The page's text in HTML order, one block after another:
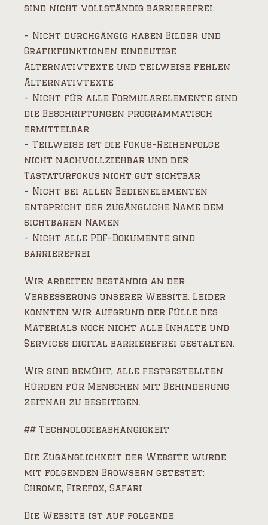
sind nicht vollständig barrierefrei:
– Nicht durchgängig haben Bilder und
Grafikfunktionen eindeutige
Alternativtexte und teilweise fehlen
Alternativtexte
– Nicht für alle Formularelemente sind
die Beschriftungen programmatisch
ermittelbar
– Teilweise ist die Fokus-Reihenfolge
nicht nachvollziehbar und der
Tastaturfokus nicht gut sichtbar
– Nicht bei allen Bedienelementen
entspricht der zugängliche Name dem
sichtbaren Namen
– Nicht alle PDF-Dokumente sind
barrierefrei
Wir arbeiten beständig an der
Verbesserung unserer Website. Leider
konnten wir aufgrund der Fülle des
Materials noch nicht alle Inhalte und
Services digital barrierefrei gestalten.
Wir sind bemüht, alle festgestellten
Hürden für Menschen mit Behinderung
zeitnah zu beseitigen.
## Technologieabhängigkeit
Die Zugänglichkeit der Website wurde
mit folgenden Browsern getestet:
Chrome, Firefox, Safari
Die Website ist auf folgende